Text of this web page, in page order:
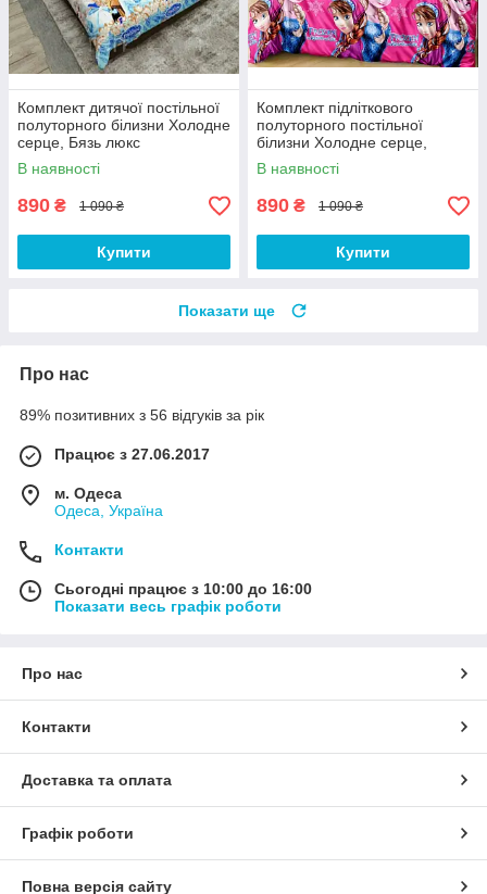
Комплект дитячої постільної
полуторного білизни Холодне
серце, Бязь люкс
В наявності
890 ₴ 1 090 ₴
Купити
Комплект підліткового
полуторного постільної
білизни Холодне серце,
Тиротекс
В наявності
890 ₴ 1 090 ₴
Купити
Показати ще
Про нас
89% позитивних з 56 відгуків за рік
Працює з 27.06.2017
м. Одеса
Одеса, Україна
Контакти
Сьогодні працює з 10:00 до 16:00
Показати весь графік роботи
Про нас
Контакти
Доставка та оплата
Графік роботи
Повна версія сайту